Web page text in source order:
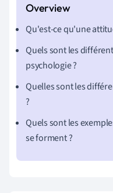
Qu'est-ce qu'une
Quels sont les
psychologie ?
Quelles sont les
?
Quels sont les
se forment ?